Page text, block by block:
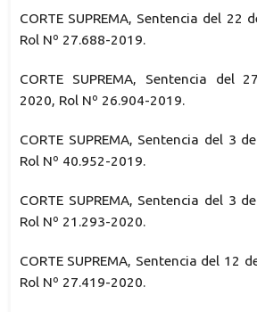
CORTE SUPREMA, Sentencia del 22
Rol Nº 27.688-2019.
CORTE SUPREMA, Sentencia del
2020, Rol Nº 26.904-2019.
CORTE SUPREMA, Sentencia del 3
Rol Nº 40.952-2019.
CORTE SUPREMA, Sentencia del 3
Rol Nº 21.293-2020.
CORTE SUPREMA, Sentencia del 12
Rol Nº 27.419-2020.